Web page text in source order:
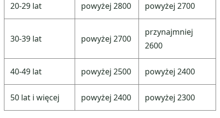
20-29 lat powyżej 2800 powyżej 2700
30-39 lat powyżej 2700
przynajmniej
2600
40-49 lat powyżej 2500 powyżej 2400
50 lat i więcej powyżej 2400 powyżej 2300